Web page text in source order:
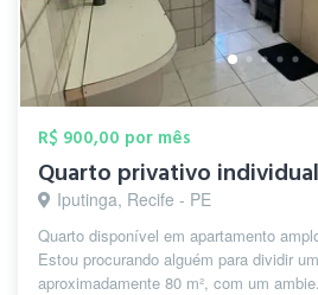
R$ 900,00 por mês
Quarto privativo individual
Iputinga, Recife - PE
Quarto disponível em apartamento
Estou procurando alguém para dividir
aproximadamente 80 m², com um